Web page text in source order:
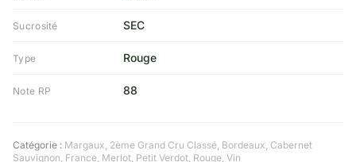
Sucrosité SEC
Type Rouge
Note RP 88
Catégorie : Margaux, 2ème Grand Cru Classé, Bordeaux, Cabernet
Sauvignon, France, Merlot, Petit Verdot, Rouge, Vin